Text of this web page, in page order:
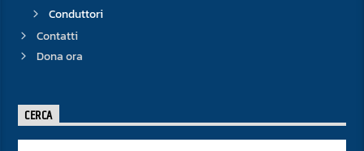
Conduttori
Contatti
Dona ora
CERCA